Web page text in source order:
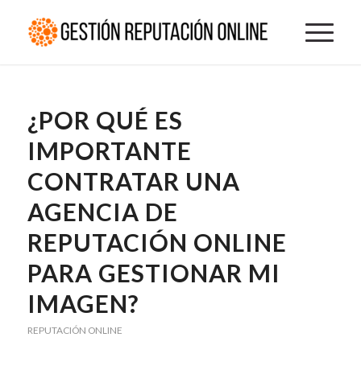
¿POR QUÉ ES
IMPORTANTE
CONTRATAR UNA
AGENCIA DE
REPUTACIÓN ONLINE
PARA GESTIONAR MI
IMAGEN?
REPUTACIÓN ONLINE